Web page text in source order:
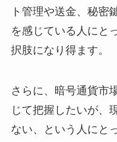
ト管理や送金、秘密
を感じている人にと
択肢になり得ます。
さらに、暗号通貨市
じて把握したいが、
ない、という人にと